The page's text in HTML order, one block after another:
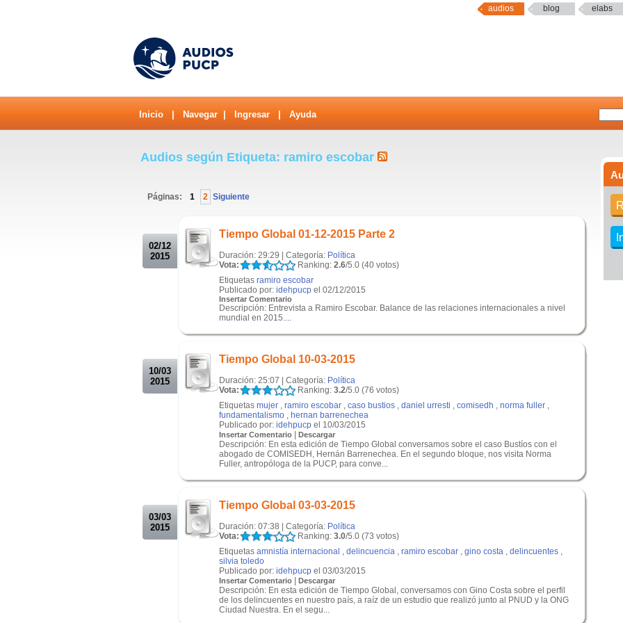
audios blog elabs
Inicio Navegar Ingresar Ayuda
Audios según Etiqueta: ramiro escobar
Páginas: 1 2 Siguiente
02/12
2015
Tiempo Global 01-12-2015 Parte 2
Duración: 29:29 | Categoría: Política
Vota:
Ranking: 2.6/5.0 (40 votos)
Etiquetas ramiro escobar
Publicado por: idehpucp el 02/12/2015
Insertar Comentario
Descripción: Entrevista a Ramiro Escobar. Balance de las relaciones internacionales a nivel
mundial en 2015....
10/03
2015
Tiempo Global 10-03-2015
Duración: 25:07 | Categoría: Política
Vota:
Ranking: 3.2/5.0 (76 votos)
Etiquetas mujer , ramiro escobar , caso bustios , daniel urresti , comisedh , norma fuller ,
fundamentalismo , hernan barrenechea
Publicado por: idehpucp el 10/03/2015
Insertar Comentario | Descargar
Descripción: En esta edición de Tiempo Global conversamos sobre el caso Bustíos con el
abogado de COMISEDH, Hernán Barrenechea. En el segundo bloque, nos visita Norma
Fuller, antropóloga de la PUCP, para conve...
03/03
2015
Tiempo Global 03-03-2015
Duración: 07:38 | Categoría: Política
Vota:
Ranking: 3.0/5.0 (73 votos)
Etiquetas amnistía internacional , delincuencia , ramiro escobar , gino costa , delincuentes ,
silvia toledo
Publicado por: idehpucp el 03/03/2015
Insertar Comentario | Descargar
Descripción: En esta edición de Tiempo Global, conversamos con Gino Costa sobre el perfil
de los delincuentes en nuestro país, a raíz de un estudio que realizó junto al PNUD y la ONG
Ciudad Nuestra. En el segu...